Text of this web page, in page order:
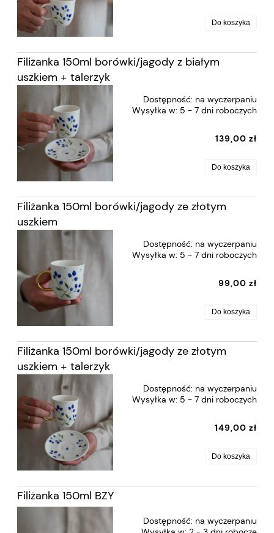
Do koszyka
Filiżanka 150ml borówki/jagody z białym
uszkiem + talerzyk
Dostępność: na wyczerpaniu
Wysyłka w: 5 - 7 dni roboczych
139,00 zł
Do koszyka
Filiżanka 150ml borówki/jagody ze złotym
uszkiem
Dostępność: na wyczerpaniu
Wysyłka w: 5 - 7 dni roboczych
99,00 zł
Do koszyka
Filiżanka 150ml borówki/jagody ze złotym
uszkiem + talerzyk
Dostępność: na wyczerpaniu
Wysyłka w: 5 - 7 dni roboczych
149,00 zł
Do koszyka
Filiżanka 150ml BZY
Dostępność: na wyczerpaniu